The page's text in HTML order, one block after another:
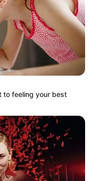
to feeling your best